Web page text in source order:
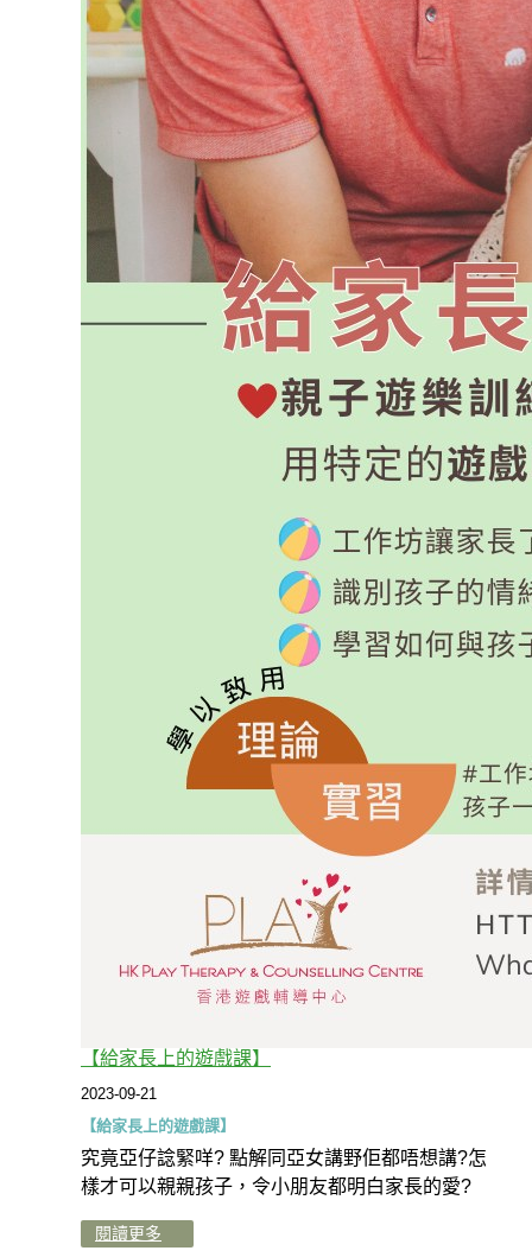
【給家長上的遊戲課】
2023-09-21
【給家長上的遊戲課】
究竟亞仔諗緊咩? 點解同亞女講野佢都唔想講?怎
樣才可以親親孩子，令小朋友都明白家長的愛?
閱讀更多